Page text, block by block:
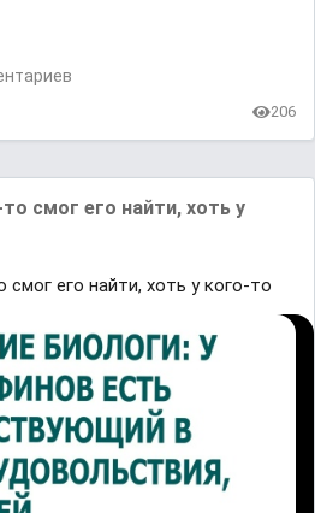
206
смог его найти, хоть у
его найти, хоть у кого-то